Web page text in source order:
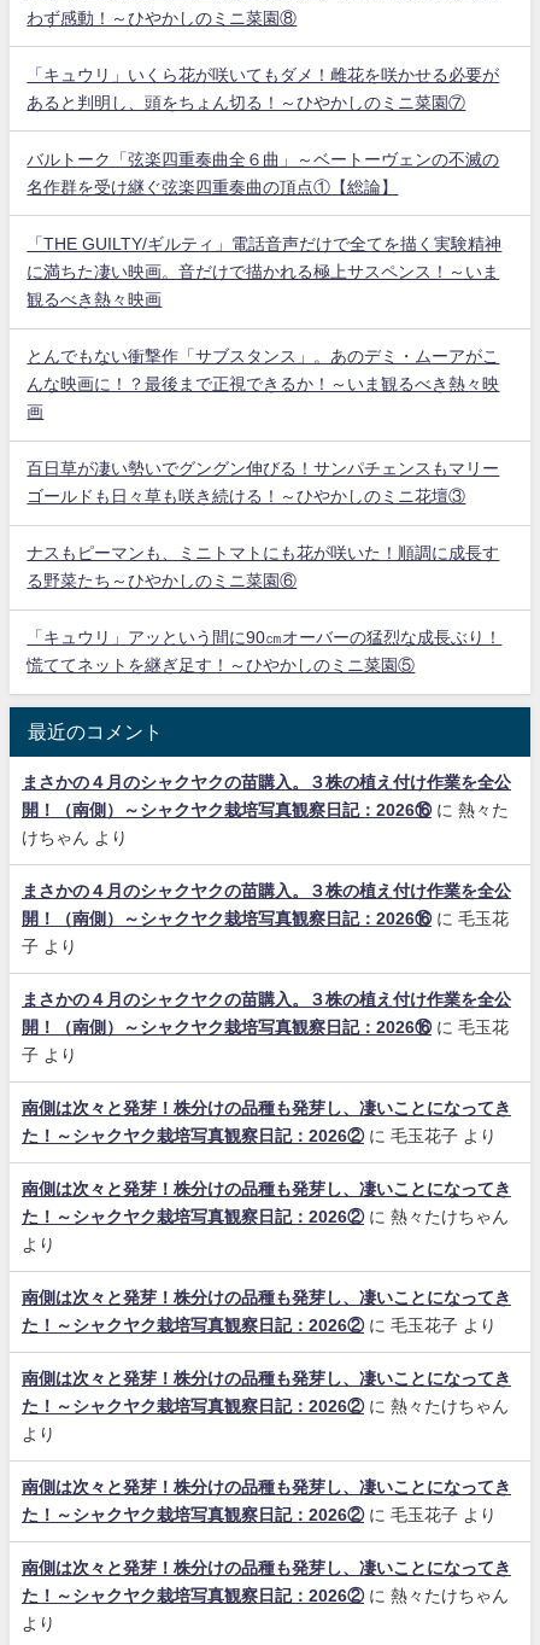
わず感動！～ひやかしのミニ菜園⑧
「キュウリ」いくら花が咲いてもダメ！雌花を咲かせる必要が
あると判明し、頭をちょん切る！～ひやかしのミニ菜園⑦
バルトーク「弦楽四重奏曲全６曲」～ベートーヴェンの不滅の
名作群を受け継ぐ弦楽四重奏曲の頂点①【総論】
「THE GUILTY/ギルティ」電話音声だけで全てを描く実験精神
に満ちた凄い映画。音だけで描かれる極上サスペンス！～いま
観るべき熱々映画
とんでもない衝撃作「サブスタンス」。あのデミ・ムーアがこ
んな映画に！？最後まで正視できるか！～いま観るべき熱々映
画
百日草が凄い勢いでグングン伸びる！サンパチェンスもマリー
ゴールドも日々草も咲き続ける！～ひやかしのミニ花壇③
ナスもピーマンも、ミニトマトにも花が咲いた！順調に成長す
る野菜たち～ひやかしのミニ菜園⑥
「キュウリ」アッという間に90㎝オーバーの猛烈な成長ぶり！
慌ててネットを継ぎ足す！～ひやかしのミニ菜園⑤
最近のコメント
まさかの４月のシャクヤクの苗購入。３株の植え付け作業を全公
開！（南側）～シャクヤク栽培写真観察日記：2026⑯に 熱々た
けちゃん
より
まさかの４月のシャクヤクの苗購入。３株の植え付け作業を全公
開！（南側）～シャクヤク栽培写真観察日記：2026⑯に 毛玉花
子 より
まさかの４月のシャクヤクの苗購入。３株の植え付け作業を全公
開！（南側）～シャクヤク栽培写真観察日記：2026⑯に 毛玉花
子 より
南側は次々と発芽！株分けの品種も発芽し、凄いことになってき
た！～シャクヤク栽培写真観察日記：2026②に 毛玉花子 より
南側は次々と発芽！株分けの品種も発芽し、凄いことになってき
た！～シャクヤク栽培写真観察日記：2026②に 熱々たけちゃん
より
南側は次々と発芽！株分けの品種も発芽し、凄いことになってき
た！～シャクヤク栽培写真観察日記：2026②に 毛玉花子 より
南側は次々と発芽！株分けの品種も発芽し、凄いことになってき
た！～シャクヤク栽培写真観察日記：2026②に 熱々たけちゃん
より
南側は次々と発芽！株分けの品種も発芽し、凄いことになってき
た！～シャクヤク栽培写真観察日記：2026②に 毛玉花子 より
南側は次々と発芽！株分けの品種も発芽し、凄いことになってき
た！～シャクヤク栽培写真観察日記：2026②に 熱々たけちゃん
より